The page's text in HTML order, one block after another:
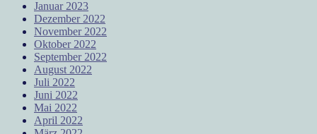
Januar 2023
Dezember 2022
November 2022
Oktober 2022
September 2022
August 2022
Juli 2022
Juni 2022
Mai 2022
April 2022